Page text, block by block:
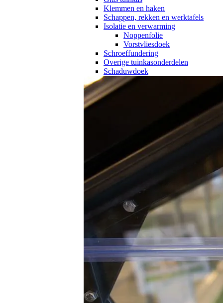
Klemmen en haken
Schappen, rekken en werktafels
Isolatie en verwarming
Noppenfolie
Vorstvliesdoek
Schroeffundering
Overige tuinkasonderdelen
Schaduwdoek